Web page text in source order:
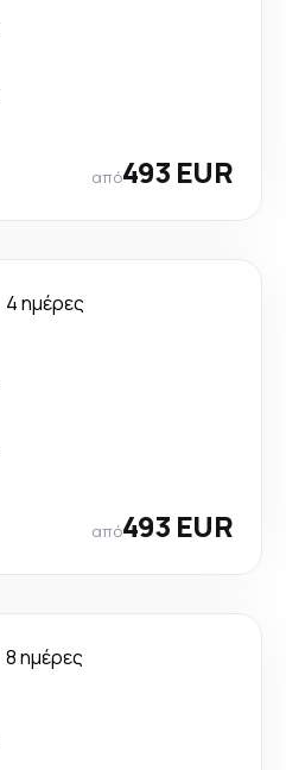
από493 EUR
4 ημέρες
από493 EUR
8 ημέρες